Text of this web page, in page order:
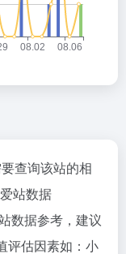
查询该站的相
爱站数据
数据参考，建议
评估因素如：小